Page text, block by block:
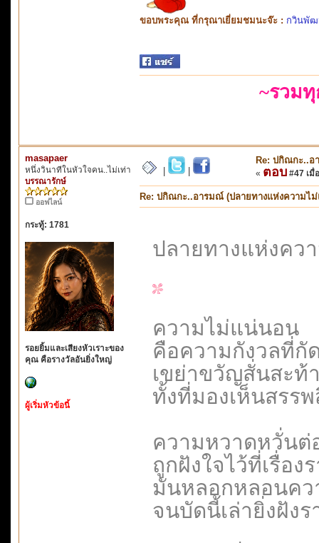
ขอบพระคุณ ที่กรุณาเยี่ยมชมนะจ๊ะ : กวินพั
~รวม
masapaer
หนึ่งวินาทีในหัวใจคน..ไม่เท่า
บรรณารักษ์
ออฟไลน์
กระทู้: 1781
รอยยิ้มและเสียงหัวเราะของ
คุณ คือรางวัลอันยิ่งใหญ่
ผู้เริ่มหัวข้อนี้
Re: ปกิณกะ..อ
« ตอบ #47 เมื่
Re: ปกิณกะ..อารมณ์ (ปลายทางแห่งความไ
ปลายทางแห่งคว
ความไม่แน่นอน
คือความกังวลที่กั
เขย่าขวัญสั่นสะท้
ทั้งที่มองเห็นสรรพ
ความหวาดหวั่นต่
ถูกฝังใจไว้ที่เรื่อง
มันหลอกหลอนคว
จนบัดนี้เล่ายิ่งฝัง